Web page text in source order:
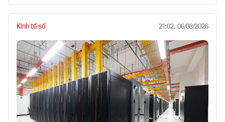
Kinh tế số 21:02, 06/08/2026